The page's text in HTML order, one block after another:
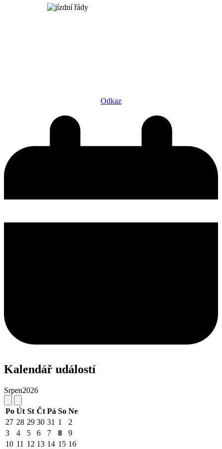
Odkaz
Kalendář událostí
Srpen2026
Po Út St Čt Pá So Ne
27 28 29 30 31 1
2
3
4 5 6 7 8
9
10 11 12 13 14 15 16